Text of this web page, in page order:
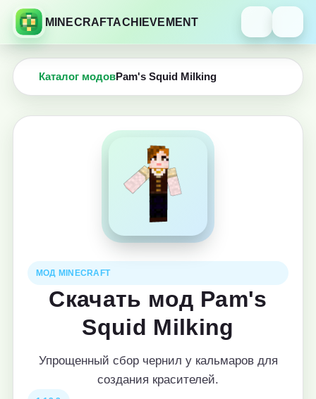
MINECRAFTACHIEVEMENT
Каталог модовPam's Squid Milking
МОД MINECRAFT
Скачать мод Pam's
Squid Milking
Упрощенный сбор чернил у кальмаров для
создания красителей.